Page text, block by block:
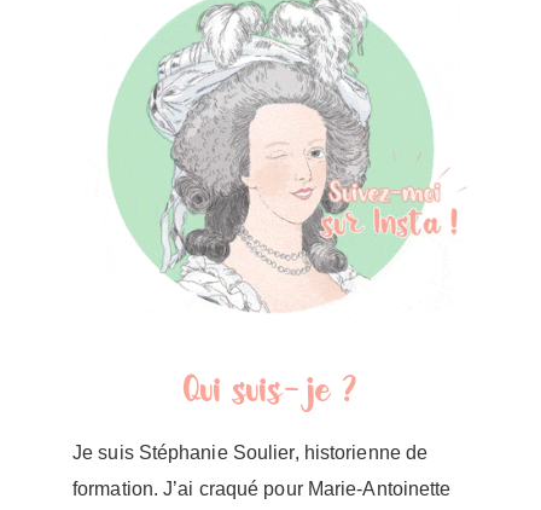
Qui suis-je ?
Je suis Stéphanie Soulier, historienne de
formation. J’ai craqué pour Marie-Antoinette